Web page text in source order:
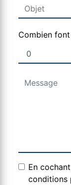
Combien
En
conditions